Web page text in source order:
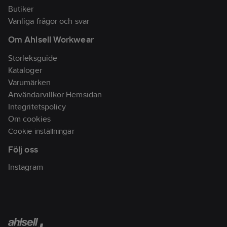
grensöm /
Hammarhank /
Tumstocksficka av
med pennficka samt
knapp och hälla för
kniv / Rymlig benficka
av extra slitstarkt
material som även kan
användas för
tumstock, extra ficka
med dragkedja /
OEKO-TEX®-
certifierad / EPD reg.nr
Huvudmaterial 65%
Butiker
Vanliga frågor och svar
Om Ahlsell Workwear
Storleksguide
Kataloger
Varumärken
Användarvillkor Hemsidan
Integritetspolicy
Om cookies
Cookie-inställningar
Följ oss
Instagram